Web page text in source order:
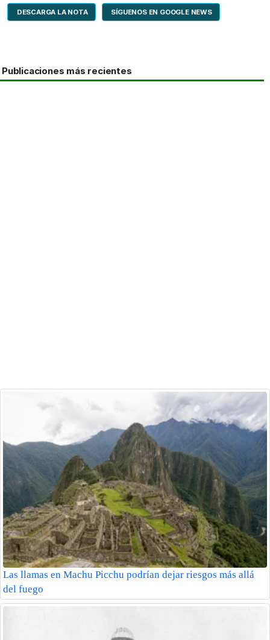
DESCARGA LA NOTA SÍGUENOS EN GOOGLE NEWS
Publicaciones más recientes
Las llamas en Machu Picchu podrían dejar riesgos más allá
del fuego